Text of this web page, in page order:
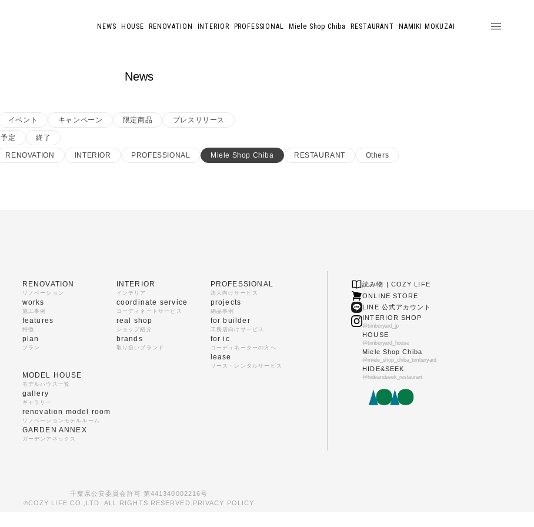
NEWS HOUSE RENOVATION INTERIOR PROFESSIONAL Miele Shop Chiba RESTAURANT NAMIKI MOKUZAI
News
イベント キャンペーン 限定商品 プレスリリース
予定 終了
RENOVATION INTERIOR PROFESSIONAL Miele Shop Chiba RESTAURANT Others
RENOVATION
リノベーション
works
施工事例
features
特徴
plan
プラン
INTERIOR
インテリア
coordinate service
コーディネートサービス
real shop
ショップ紹介
brands
取り扱いブランド
PROFESSIONAL
法人向けサービス
projects
納品事例
for builder
工務店向けサービス
for ic
コーディネーターの方へ
lease
リース・レンタルサービス
MODEL HOUSE
モデルハウス一覧
gallery
ギャラリー
renovation model room
リノベーションモデルルーム
GARDEN ANNEX
ガーデンアネックス
読み物 | COZY LIFE
ONLINE STORE
LINE 公式アカウント
INTERIOR SHOP
@timberyard_jp
HOUSE
@timberyard_house
Miele Shop Chiba
@miele_shop_chiba_timberyard
HIDE&SEEK
@hideandseek_restaurant
千葉県公安委員会許可 第441340002216号
©COZY LIFE CO.,LTD. ALL RIGHTS RESERVED. PRIVACY POLICY